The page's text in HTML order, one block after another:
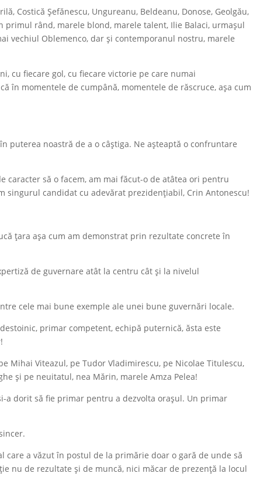
Costică Șefănescu, Ungureanu, Beldeanu, Donose, Geolgău,
rând, marele blond, marele talent, Ilie Balaci, urmașul
vechiul Oblemenco, dar și contemporanul nostru, marele
cu fiecare gol, cu fiecare victorie pe care numai
în momentele de cumpână, momentele de răscruce, așa cum
puterea noastră de a o câștiga. Ne așteaptă o confruntare
caracter să o facem, am mai făcut-o de atâtea ori pentru
singurul candidat cu adevărat prezidențiabil, Crin Antonescu!
țara așa cum am demonstrat prin rezultate concrete în
de guvernare atât la centru cât și la nivelul
cele mai bune exemple ale unei bune guvernări locale.
primar competent, echipă puternică, ăsta este
Mihai Viteazul, pe Tudor Vladimirescu, pe Nicolae Titulescu,
și pe neuitatul, nea Mărin, marele Amza Pelea!
a dorit să fie primar pentru a dezvolta orașul. Un primar
a văzut în postul de la primărie doar o gară de unde să
nu de rezultate și de muncă, nici măcar de prezență la locul